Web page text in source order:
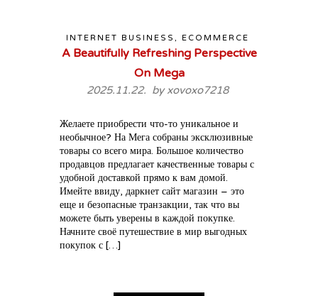
INTERNET BUSINESS, ECOMMERCE
A Beautifully Refreshing Perspective
On Mega
2025.11.22. byxovoxo7218
Желаете приобрести что-то уникальное и
необычное? На Мега собраны эксклюзивные
товары со всего мира. Большое количество
продавцов предлагает качественные товары с
удобной доставкой прямо к вам домой.
Имейте ввиду, даркнет сайт магазин – это
еще и безопасные транзакции, так что вы
можете быть уверены в каждой покупке.
Начните своё путешествие в мир выгодных
покупок с […]